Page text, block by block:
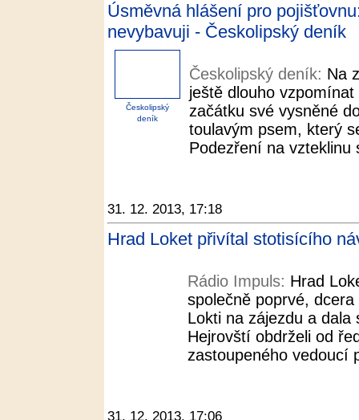
Úsměvná hlášení pro
nevybavuji - Českolipský deník
Českolipský
deník
Českolipský deník: Na
ještě dlouho
začátku své vysněné
toulavým psem, který
Podezření na
31. 12. 2013, 17:18
Hrad Loket přivítal stotisícího
Rádio Impuls: Hrad
společně poprvé,
Lokti na zájezdu a
Hejrovští obdrželi od
zastoupeného vedoucí
31. 12. 2013, 17:06